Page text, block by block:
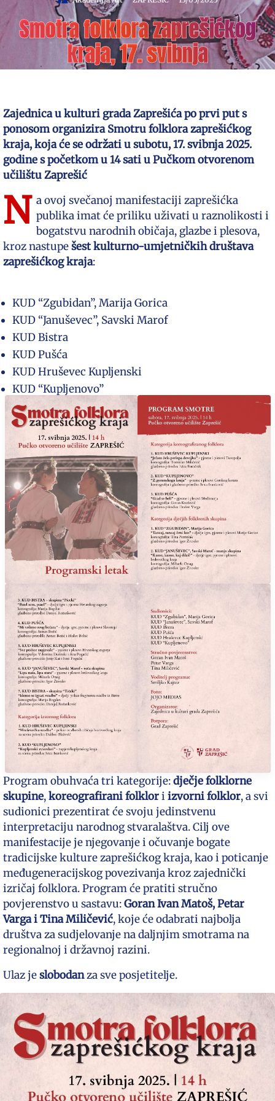
Smotra folklora zaprešićkog
kraja, 17. svibnja
Zajednica u kulturi grada Zaprešića po prvi put s
ponosom organizira Smotru folklora zaprešićkog
kraja, koja će se održati u subotu, 17. svibnja 2025.
godine s početkom u 14 sati u Pučkom otvorenom
učilištu Zaprešić
N a ovoj svečanoj manifestaciji zaprešićka
publika imat će priliku uživati u raznolikosti i
bogatstvu narodnih običaja, glazbe i plesova,
kroz nastupešest kulturno-umjetničkih društava
zaprešićkog kraja:
KUD “Zgubidan”, Marija Gorica
KUD “Januševec”, Savski Marof
KUD Bistra
KUD Pušća
KUD Hruševec Kupljenski
KUD “Kupljenovo”
Program obuhvaća tri kategorije:dječje folklorne
skupine,koreografirani folklori izvorni folklor, a svi
sudionici prezentirat će svoju jedinstvenu
interpretaciju narodnog stvaralaštva. Cilj ove
manifestacije je njegovanje i očuvanje bogate
tradicijske kulture zaprešićkog kraja, kao i poticanje
međugeneracijskog povezivanja kroz zajednički
izričaj folklora. Program će pratiti stručno
povjerenstvo u sastavu:Goran Ivan Matoš, Petar
Varga i Tina Miličević, koje će odabrati najbolja
društva za sudjelovanje na daljnjim smotrama na
regionalnoj i državnoj razini.
Ulaz jeslobodanza sve posjetitelje.